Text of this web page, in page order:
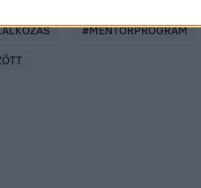
#MENTORPROGRAM